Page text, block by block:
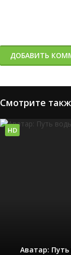
ДОБАВИТЬ
Смотрите
Аватар:
HD